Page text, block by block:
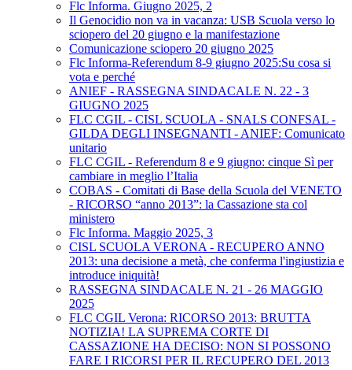
Flc Informa. Giugno 2025, 2
Il Genocidio non va in vacanza: USB Scuola verso lo
sciopero del 20 giugno e la manifestazione
Comunicazione sciopero 20 giugno 2025
Flc Informa-Referendum 8-9 giugno 2025:Su cosa si
vota e perché
ANIEF - RASSEGNA SINDACALE N. 22 - 3
GIUGNO 2025
FLC CGIL - CISL SCUOLA - SNALS CONFSAL -
GILDA DEGLI INSEGNANTI - ANIEF: Comunicato
unitario
FLC CGIL - Referendum 8 e 9 giugno: cinque Sì per
cambiare in meglio l’Italia
COBAS - Comitati di Base della Scuola del VENETO
- RICORSO “anno 2013”: la Cassazione sta col
ministero
Flc Informa. Maggio 2025, 3
CISL SCUOLA VERONA - RECUPERO ANNO
2013: una decisione a metà, che conferma l'ingiustizia e
introduce iniquità!
RASSEGNA SINDACALE N. 21 - 26 MAGGIO
2025
FLC CGIL Verona: RICORSO 2013: BRUTTA
NOTIZIA! LA SUPREMA CORTE DI
CASSAZIONE HA DECISO: NON SI POSSONO
FARE I RICORSI PER IL RECUPERO DEL 2013